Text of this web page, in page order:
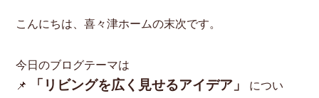
こんにちは、喜々津ホームの末次です。
今日のブログテーマは
📌
「リビングを広く見せるアイデア」
につい